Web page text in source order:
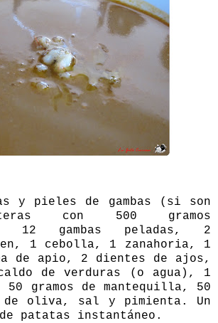
y pieles de gambas (si son
con 500 gramos
12 gambas peladas, 2
1 cebolla, 1 zanahoria, 1
de apio, 2 dientes de ajos,
de verduras (o agua), 1
gramos de mantequilla, 50
de oliva, sal y pimienta. Un
patatas instantáneo.